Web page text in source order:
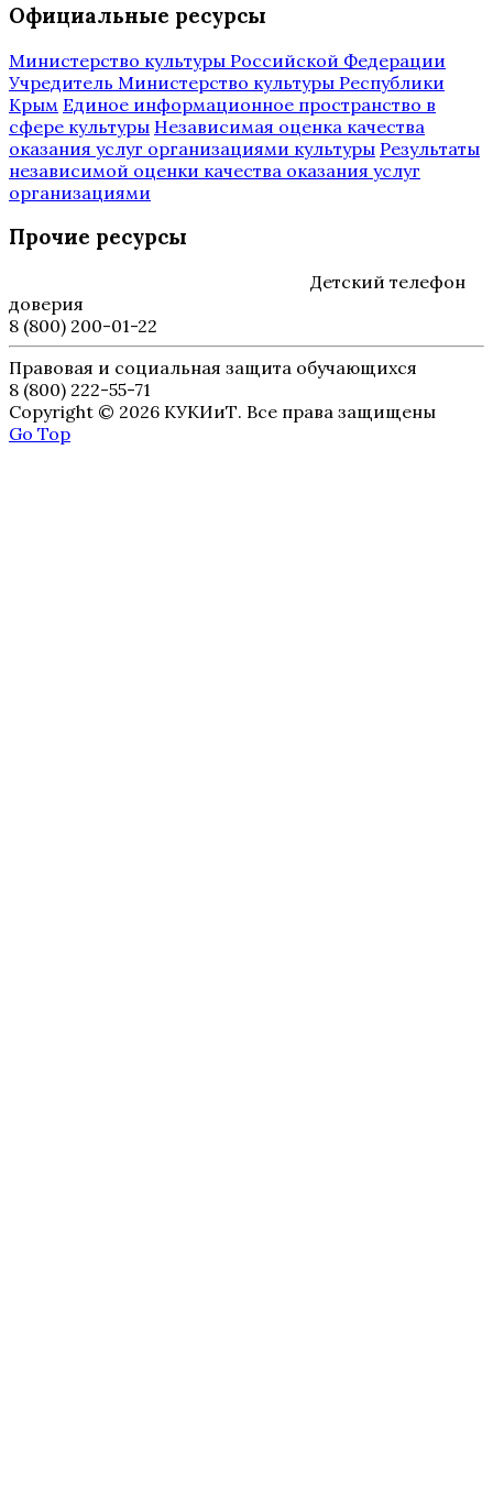
Официальные ресурсы
Министерство культуры Российской Федерации
Учредитель Министерство культуры Республики
Крым Единое информационное пространство в
сфере культуры Независимая оценка качества
оказания услуг организациями культуры Результаты
независимой оценки качества оказания услуг
организациями
Прочие ресурсы
Детский телефон
доверия
8 (800) 200-01-22
Правовая и социальная защита обучающихся
8 (800) 222-55-71
Copyright © 2026 КУКИиТ. Все права защищены
Go Top